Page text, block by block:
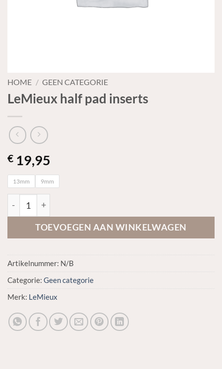
HOME / GEEN CATEGORIE
LeMieux half pad inserts
€ 19,95
13mm 9mm
TOEVOEGEN AAN WINKELWAGEN
Artikelnummer: N/B
Categorie: Geen categorie
Merk: LeMieux